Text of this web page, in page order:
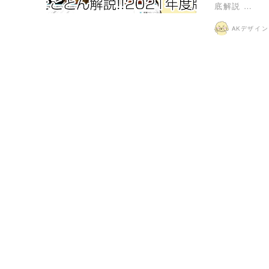
底解説 …
AKデザイ